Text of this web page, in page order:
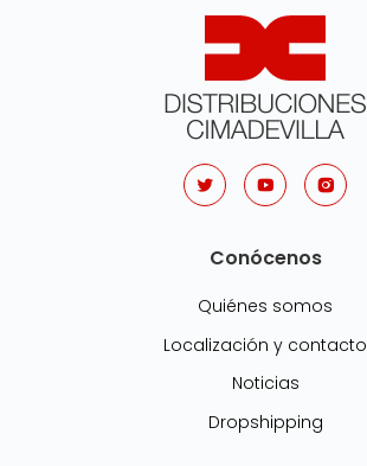
Conócenos
Quiénes somos
Localización y contacto
Noticias
Dropshipping